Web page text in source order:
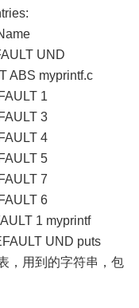
UND
ABS myprintf.c
1
3
4
5
7
6
1 myprintf
UND puts
，用到的字符串，包